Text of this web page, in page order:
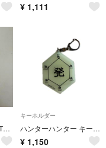
¥ 1,111
売り切れ続出 HUNTER×HUNTER めじるしアクセサリー 2個セット
キーホルダー
ハンターハンター キーホルダー
¥ 1,150